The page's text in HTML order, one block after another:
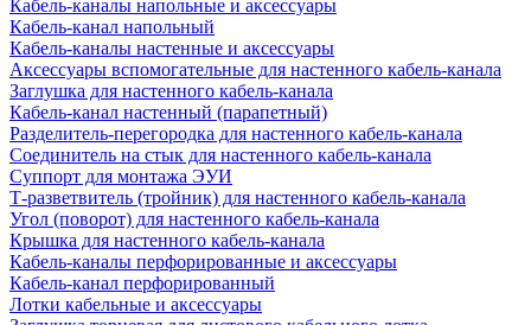
Кабель-каналы напольные и аксессуары
Кабель-канал напольный
Кабель-каналы настенные и аксессуары
Аксессуары вспомогательные для настенного кабель-канала
Заглушка для настенного кабель-канала
Кабель-канал настенный (парапетный)
Разделитель-перегородка для настенного кабель-канала
Соединитель на стык для настенного кабель-канала
Суппорт для монтажа ЭУИ
Т-разветвитель (тройник) для настенного кабель-канала
Угол (поворот) для настенного кабель-канала
Крышка для настенного кабель-канала
Кабель-каналы перфорированные и аксессуары
Кабель-канал перфорированный
Лотки кабельные и аксессуары